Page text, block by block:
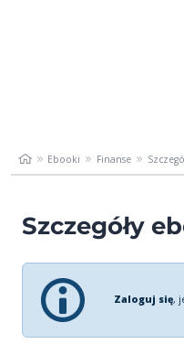
Ebooki Finanse
Szczegóły
Zaloguj się,